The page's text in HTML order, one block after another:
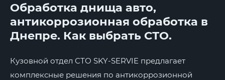
Обработка днища авто,
антикоррозионная обработка в
Днепре. Как выбрать СТО.
Кузовной отдел СТО SKY-SERVIE предлагает
комплексные решения по антикоррозионной